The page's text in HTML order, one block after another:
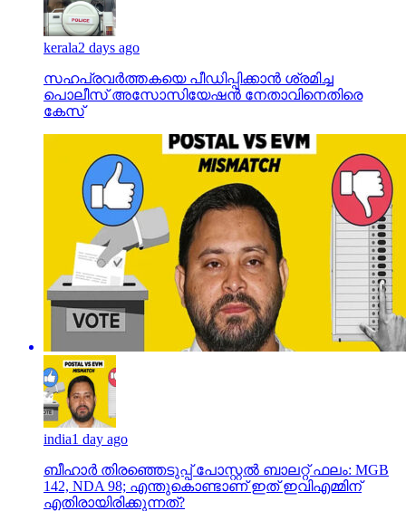
kerala2 days ago
സഹപ്രവര്‍ത്തകയെ പീഡിപ്പിക്കാന്‍ ശ്രമിച്ച
പൊലീസ് അസോസിയേഷന്‍ നേതാവിനെതിരെ
കേസ്
india1 day ago
ബീഹാർ തിരഞ്ഞെടുപ്പ് പോസ്റ്റൽ ബാലറ്റ് ഫലം: MGB
142, NDA 98; എന്തുകൊണ്ടാണ് ഇത് ഇവിഎമ്മിന്
എതിരായിരിക്കുന്നത്?